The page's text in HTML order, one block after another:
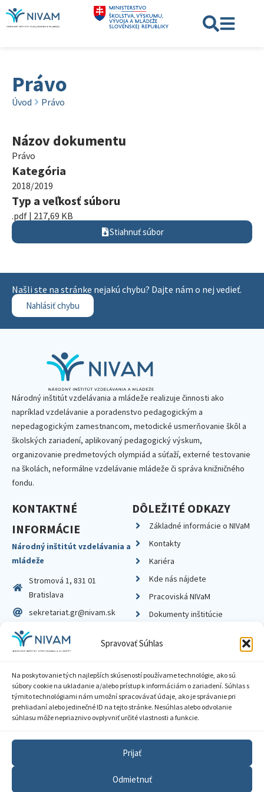
Spravovať Súhlas
Na poskytovanie tých najlepších skúseností používame technológie, ako sú
súbory cookie na ukladanie a/alebo prístup k informáciám o zariadení. Súhlas s
týmito technológiami nám umožní spracovávať údaje, ako je správanie pri
prehliadaní alebo jedinečné ID na tejto stránke. Nesúhlas alebo odvolanie
súhlasu môže nepriaznivo ovplyvniť určité vlastnosti a funkcie.
Prijať
Odmietnuť
Právo
Úvod Právo
Názov dokumentu
Právo
Kategória
2018/2019
Typ a veľkosť súboru
.pdf | 217,69 KB
Stiahnuť súbor
Našli ste na stránke nejakú chybu? Dajte nám o nej vedieť.
Nahlásiť chybu
Národný inštitút vzdelávania a mládeže realizuje činnosti ako
napríklad vzdelávanie a poradenstvo pedagogickým a
nepedagogickým zamestnancom, metodické usmerňovanie škôl a
školských zariadení, aplikovaný pedagogický výskum,
organizovanie predmetových olympiád a súťaží, externé testovanie
na školách, neformálne vzdelávanie mládeže či správa knižničného
fondu.
KONTAKTNÉ
INFORMÁCIE
Národný inštitút vzdelávania a
mládeže
Stromová 1, 831 01
Bratislava
sekretariat.gr@nivam.sk
IČO: 00164348
DIČ: 2020798714
DÔLEŽITÉ ODKAZY
Základné informácie o NIVaM
Kontakty
Kariéra
Kde nás nájdete
Pracoviská NIVaM
Dokumenty inštitúcie
Zásady ochrany súkromia
Sprístupnenie informácií